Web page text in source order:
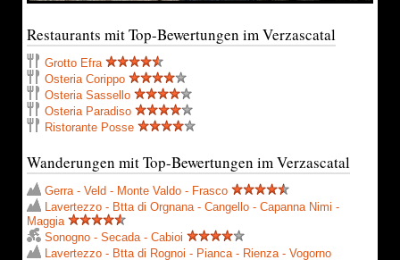
Restaurants mit Top-Bewertungen im Verzascatal
Grotto Efra
Osteria Corippo
Osteria Sassello
Osteria Paradiso
Ristorante Posse
Wanderungen mit Top-Bewertungen im Verzascatal
Gerra - Veld - Monte Valdo - Frasco
Lavertezzo - Btta di Orgnana - Cangello - Capanna Nimi -
Maggia
Sonogno - Secada - Cabioi
Lavertezzo - Btta di Rognoi - Pianca - Rienza - Vogorno